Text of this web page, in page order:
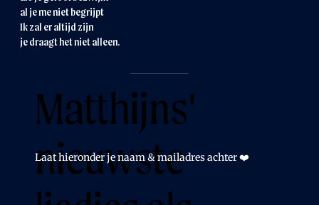
al je me niet begrijpt
Ik zal er altijd zijn
je draagt het niet alleen.
Matthijns'
nieuwste
Laat hieronder je naam & mailadres achter ❤️